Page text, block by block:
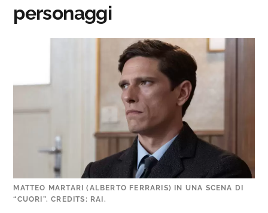
personaggi
MATTEO MARTARI (ALBERTO FERRARIS) IN UNA SCENA DI
“CUORI”. CREDITS: RAI.